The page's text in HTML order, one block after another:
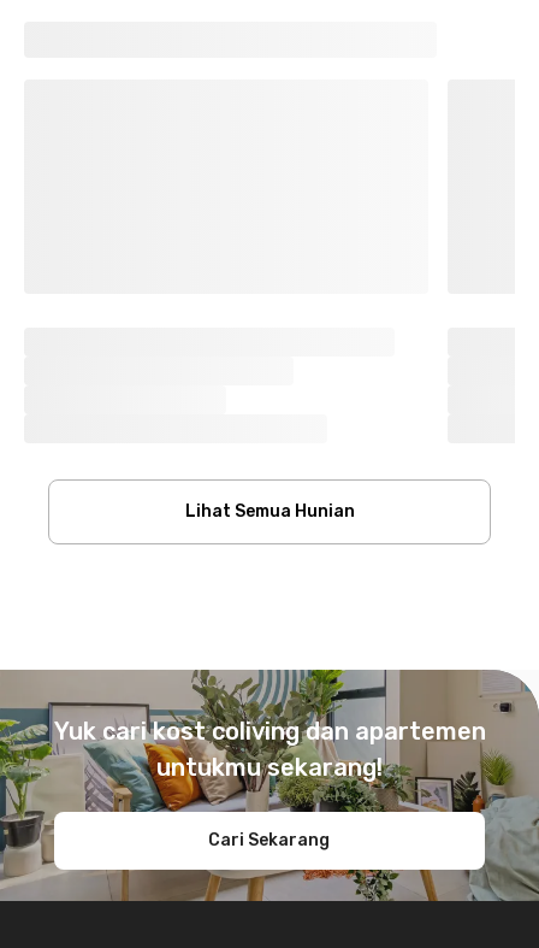
Lihat Semua Hunian
Yuk cari kost coliving dan apartemen
untukmu sekarang!
Cari Sekarang